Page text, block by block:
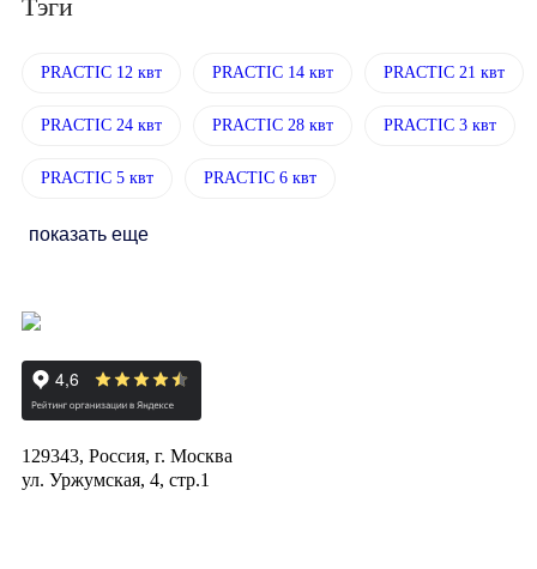
Тэги
PRACTIC 12 квт PRACTIC 14 квт PRACTIC 21 квт
PRACTIC 24 квт PRACTIC 28 квт PRACTIC 3 квт
PRACTIC 5 квт PRACTIC 6 квт
показать еще
129343, Россия, г. Москва
ул. Уржумская, 4, стр.1